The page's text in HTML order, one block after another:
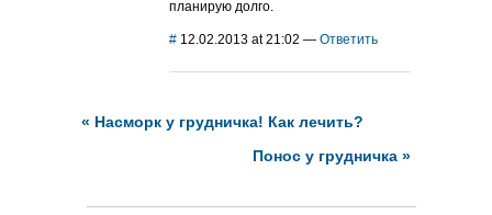
планирую долго.
# 12.02.2013 at 21:02 — Ответить
« Насморк у грудничка! Как лечить?
Понос у грудничка »